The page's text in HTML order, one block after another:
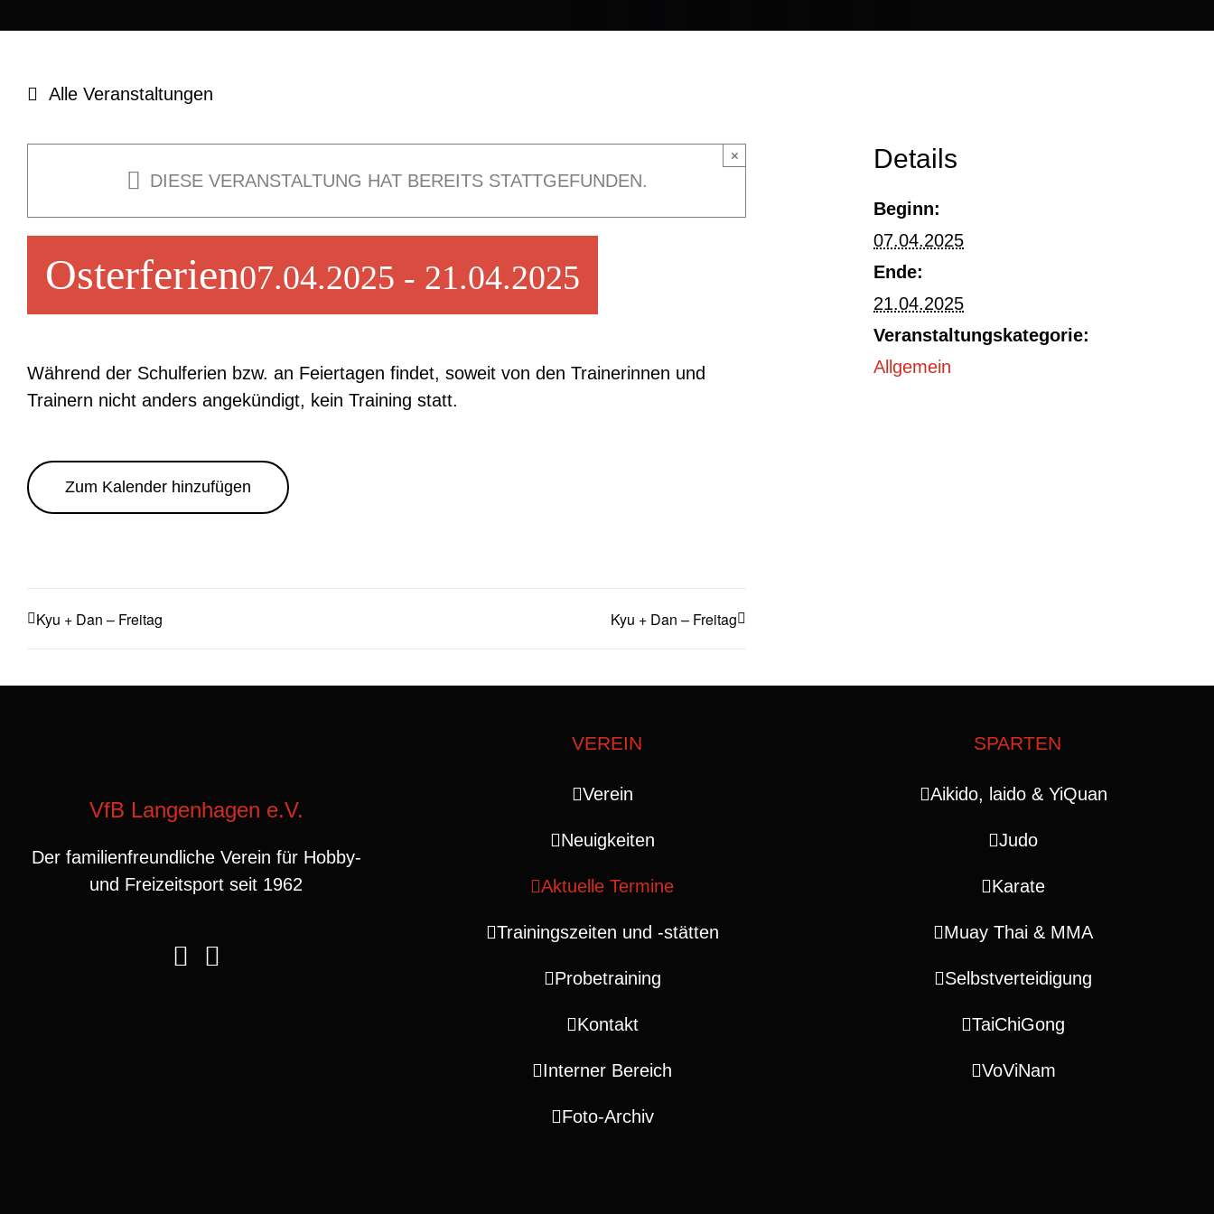
Alle Veranstaltungen
DIESE VERANSTALTUNG HAT BEREITS STATTGEFUNDEN.
×
Osterferien07.04.2025 - 21.04.2025
Während der Schulferien bzw. an Feiertagen findet, soweit von den Trainerinnen und
Trainern nicht anders angekündigt, kein Training statt.
Zum Kalender hinzufügen
Kyu + Dan – Freitag Kyu + Dan – Freitag
Details
Beginn:
07.04.2025
Ende:
21.04.2025
Veranstaltungskategorie:
Allgemein
VfB Langenhagen e.V.
Der familienfreundliche Verein für Hobby-
und Freizeitsport seit 1962
VEREIN
Verein
Neuigkeiten
Aktuelle Termine
Trainingszeiten und ‑stätten
Probetraining
Kontakt
Interner Bereich
Foto-Archiv
SPARTEN
Aikido, laido & YiQuan
Judo
Karate
Muay Thai & MMA
Selbstverteidigung
TaiChiGong
VoViNam